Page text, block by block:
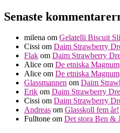
Senaste
milena om Gelatelli Biscuit
Cissi om Daim Strawberry
Flak om Daim Strawberry
Alice om De etniska
Alice om De etniska
Glassmannen om Daim
Erik om Daim Strawberry
Cissi om Daim Strawberry
Andreas om Glasskoll fem år!
Fulltone om Det stora Ben &